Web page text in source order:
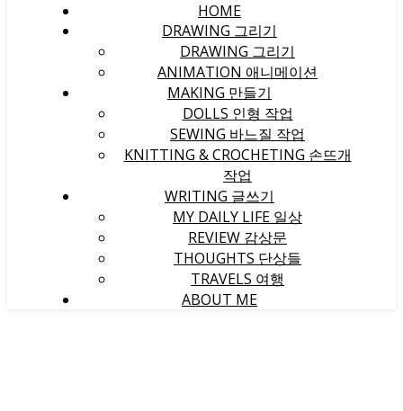
HOME
DRAWING 그리기
DRAWING 그리기
ANIMATION 애니메이션
MAKING 만들기
DOLLS 인형 작업
SEWING 바느질 작업
KNITTING & CROCHETING 손뜨개
작업
WRITING 글쓰기
MY DAILY LIFE 일상
REVIEW 감상문
THOUGHTS 단상들
TRAVELS 여행
ABOUT ME